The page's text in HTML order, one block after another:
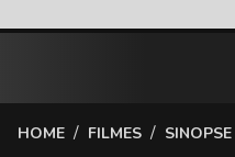
HOME / FILMES / SINOPSE